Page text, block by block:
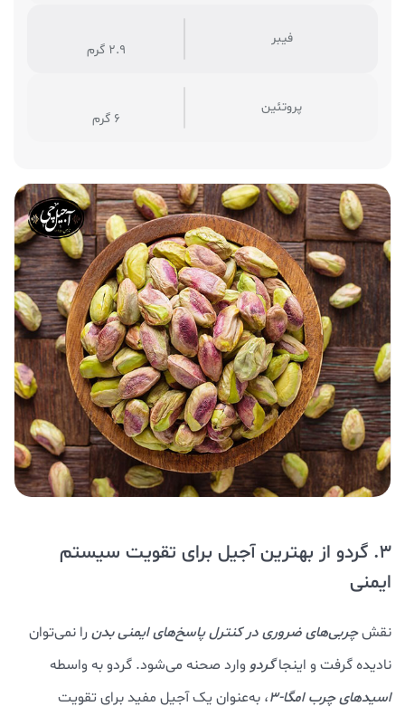
فیبر
2.9 گرم
پروتئین
6 گرم
3. گردو از بهترین آجیل برای تقویت سیستم
ایمنی
نقشچربی‌های ضروری در کنترل پاسخ‌های ایمنی بدن را نمی‌توان
نادیده گرفت و اینجاگردو وارد صحنه می‌شود. گردو به واسطه
اسیدهای چرب امگا-۳ ، به‌عنوان یک آجیل مفید برای تقویت